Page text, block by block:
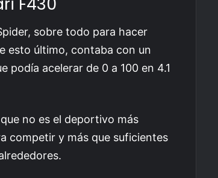
sobre todo para hacer
esto último, contaba con un
acelerar de 0 a 100 en 4.1
no es el deportivo más
competir y más que suficientes